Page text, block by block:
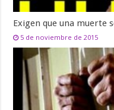
Exigen que una muerte
5 de noviembre de 2015